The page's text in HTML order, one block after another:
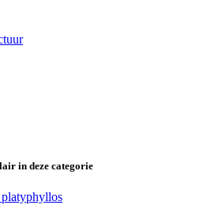
in deze categorie